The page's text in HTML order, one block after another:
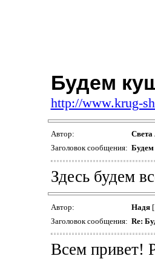
Будем
http://www.krug-
Автор: Света
Заголовок сообщения:
Здесь будем
Автор: Надя[
Заголовок сообщения: Re:
Всем привет!